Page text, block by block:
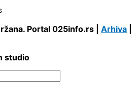
Portal 025info.rs | Arhiva
studio